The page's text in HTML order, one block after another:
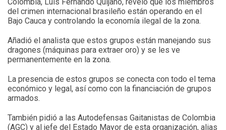
del crimen internacional brasileño están operando en el
Bajo Cauca y controlando la economía ilegal de la zona.
Añadió el analista que estos grupos están manejando sus
dragones (máquinas para extraer oro) y se les ve
permanentemente en la zona.
La presencia de estos grupos se conecta con todo el tema
económico y legal, así como con la financiación de grupos
armados.
También pidió a las Autodefensas Gaitanistas de Colombia
(AGC) y al jefe del Estado Mayor de esta organización, alias